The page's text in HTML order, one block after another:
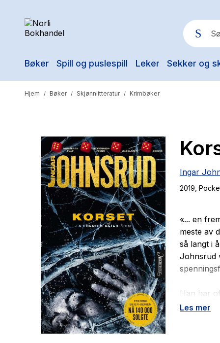
Bøker Spill og puslespill Leker Sekker og
Hjem / Bøker / Skjønnlitteratur / Krimbøker
Ingar
2019 ,
«... en
meste av
så langt i
Johnsrud
Han har
En av
Les mer